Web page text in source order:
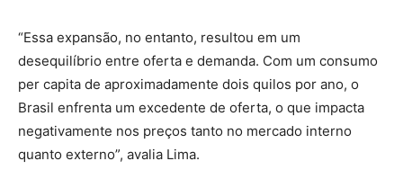
“Essa expansão, no entanto, resultou em um
desequilíbrio entre oferta e demanda. Com um consumo
per capita de aproximadamente dois quilos por ano, o
Brasil enfrenta um excedente de oferta, o que impacta
negativamente nos preços tanto no mercado interno
quanto externo”, avalia Lima.